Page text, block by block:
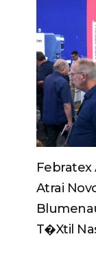
Febratex
Atrai
T�xtil